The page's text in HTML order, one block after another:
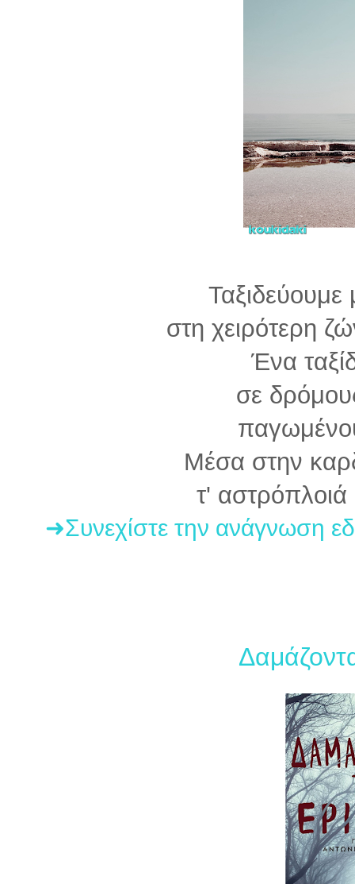
στη χειρότερη
Ένα
σε
Μέσα στην
τ'
➜Συνεχίστε την ανάγνωση